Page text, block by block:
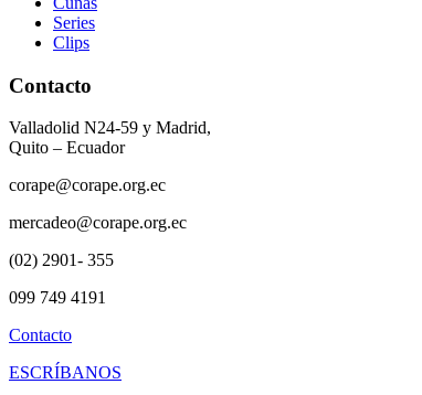
Series
Clips
Contacto
Valladolid N24-59 y Madrid,
Quito – Ecuador
corape@corape.org.ec
mercadeo@corape.org.ec
(02) 2901- 355
099 749 4191
Contacto
ESCRÍBANOS